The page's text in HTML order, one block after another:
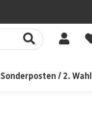
Sonderposten / 2. Wahl